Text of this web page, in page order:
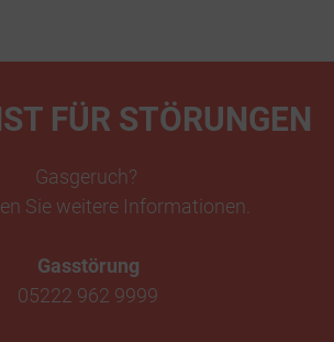
FÜR STÖRUNGEN
Gasgeruch?
Sie weitere Informationen.
Gasstörung
05222 962 9999